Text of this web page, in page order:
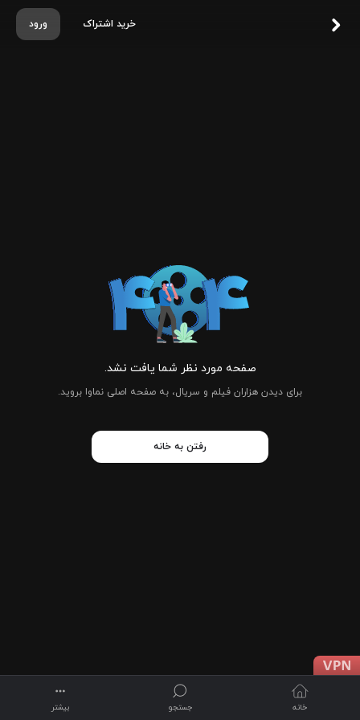
ورود خرید اشتراک
صفحه مورد نظر شما یافت نشد.
برای دیدن هزاران فیلم و سریال، به صفحه اصلی نماوا بروید.
رفتن به خانه
خانه جستجو بیشتر